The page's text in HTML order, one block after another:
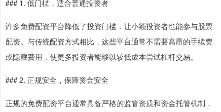
### 1. 低门槛，适合普通投资者
许多免费配资平台降低了投资门槛，让小额投资者也能参与股票
配资。与传统配资方式相比，这些平台通常不需要高昂的手续费
或隐藏费用，使更多投资者能够以较低成本尝试杠杆交易。
### 2. 正规安全，保障资金安全
正规的免费配资平台通常具备严格的监管资质和资金托管机制，